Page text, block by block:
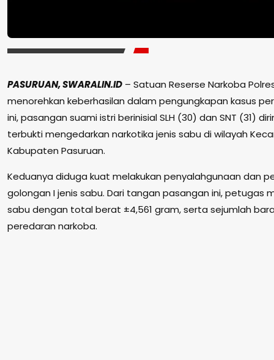
PASURUAN, SWARALIN.ID – Satuan Reserse Narkoba
menorehkan keberhasilan dalam pengungkapan kasus
ini, pasangan suami istri berinisial SLH (30) dan SNT (31)
terbukti mengedarkan narkotika jenis sabu di wilayah
Kabupaten Pasuruan.
Keduanya diduga kuat melakukan penyalahgunaan dan
golongan I jenis sabu. Dari tangan pasangan ini, petugas
sabu dengan total berat ±4,561 gram, serta sejumlah
peredaran narkoba.